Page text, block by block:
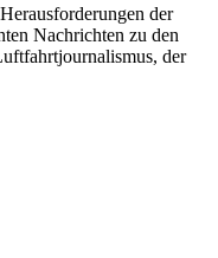
der
Nachrichten zu den
der